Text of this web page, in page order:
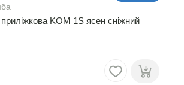
KOM 1S ясен сніжний